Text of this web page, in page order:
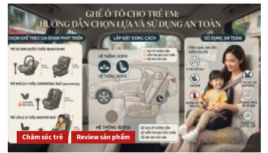
Chăm sóc trẻ Review sản phẩm